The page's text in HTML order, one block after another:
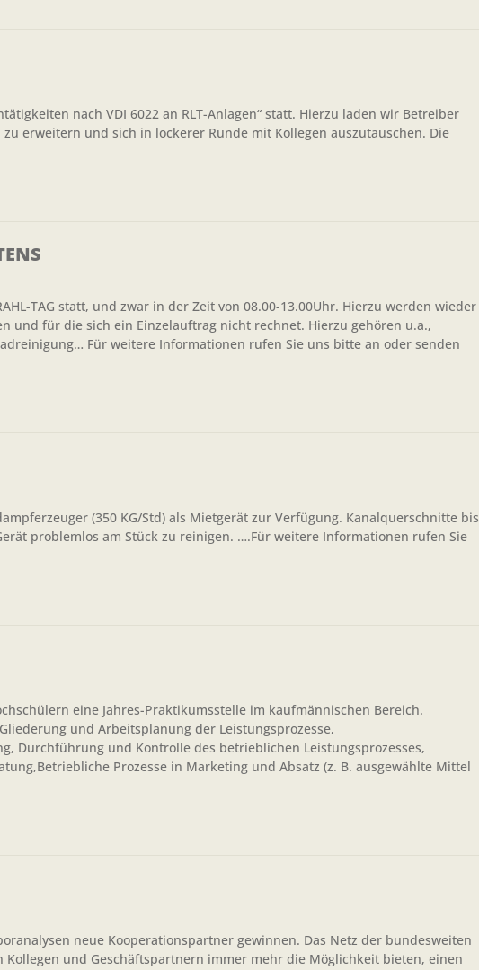
nach VDI 6022 an RLT-Anlagen“ statt. Hierzu laden wir Betreiber
erweitern und sich in lockerer Runde mit Kollegen auszutauschen. Die
TAG statt, und zwar in der Zeit von 08.00-13.00Uhr. Hierzu werden wieder
und für die sich ein Einzelauftrag nicht rechnet. Hierzu gehören u.a.,
Für weitere Informationen rufen Sie uns bitte an oder senden
(350 KG/Std) als Mietgerät zur Verfügung. Kanalquerschnitte bis
problemlos am Stück zu reinigen. ….Für weitere Informationen rufen Sie
eine Jahres-Praktikumsstelle im kaufmännischen Bereich.
und Arbeitsplanung der Leistungsprozesse,
Durchführung und Kontrolle des betrieblichen Leistungsprozesses,
Prozesse in Marketing und Absatz (z. B. ausgewählte Mittel
neue Kooperationspartner gewinnen. Das Netz der bundesweiten
und Geschäftspartnern immer mehr die Möglichkeit bieten, einen